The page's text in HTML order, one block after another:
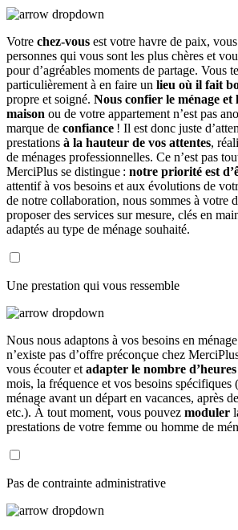
Votre chez-vous est votre havre de paix,
personnes qui vous sont les plus chères et
pour d’agréables moments de partage. Vous
particulièrement à en faire un lieu où il fait
propre et soigné. Nous confier le ménage et
maison ou de votre appartement n’est pas
marque de confiance ! Il est donc juste
prestations à la hauteur de vos attentes,
de ménages professionnelles. Ce n’est pas
MerciPlus se distingue : notre priorité est
attentif à vos besoins et aux évolutions de
de notre collaboration, nous sommes à votre
proposer des services sur mesure, clés en
adaptés au type de ménage souhaité.
Une prestation qui vous ressemble
Nous nous adaptons à vos besoins en
n’existe pas d’offre préconçue chez
vous écouter et adapter le nombre
mois, la fréquence et vos besoins spécifiques
ménage avant un départ en vacances, après
etc.). À tout moment, vous pouvez moduler
prestations de votre femme ou homme de
Pas de contrainte administrative